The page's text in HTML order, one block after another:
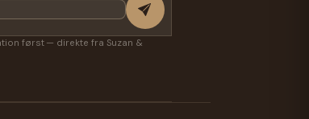
først — direkte fra Suzan &